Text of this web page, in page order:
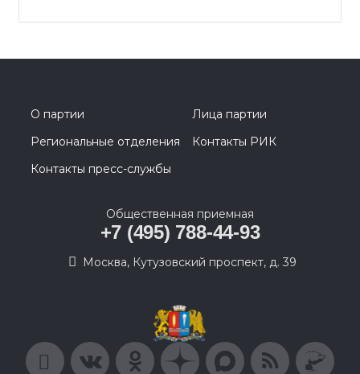
О партии
Лица партии
Региональные отделения
Контакты РИК
Контакты пресс-службы
Общественная приемная
+7 (495) 788-44-93
Москва, Кутузовский проспект, д. 39